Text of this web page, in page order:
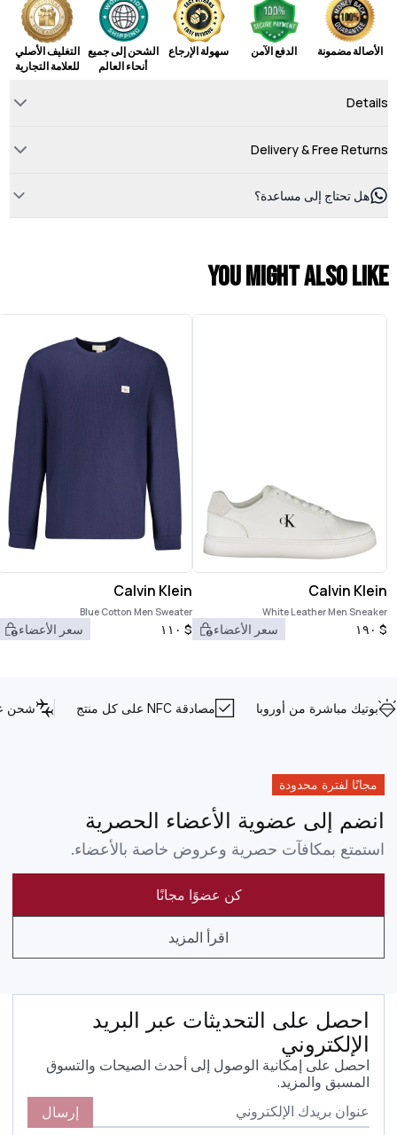
الأصالة مضمونة الدفع الآمن سهولة الإرجاع
الشحن إلى جميع
أنحاء العالم
التغليف الأصلي
للعلامة التجارية
Details
Delivery & Free Returns
هل تحتاج إلى مساعدة؟
You might also like
Calvin Klein
White Leather Men Sneaker
$ ١٩٠ سعر الأعضاء
Calvin Klein
Blue Cotton Men Sweater
$ ١١٠ سعر الأعضاء
بوتيك مباشرة من أوروبا مصادقة NFC على كل منتج شحن
مجانًا لفترة محدودة
انضم إلى عضوية الأعضاء الحصرية
استمتع بمكافآت حصرية وعروض خاصة بالأعضاء.
كن عضوًا مجانًا
اقرأ المزيد
احصل على التحديثات عبر البريد
الإلكتروني
احصل على إمكانية الوصول إلى أحدث الصيحات والتسوق
المسبق والمزيد.
إرسال